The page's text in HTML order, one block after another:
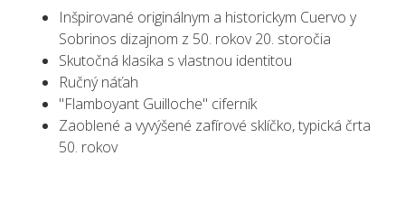
Inšpirované originálnym a historickym Cuervo y
Sobrinos dizajnom z 50. rokov 20. storočia
Skutočná klasika s vlastnou identitou
Ručný náťah
"Flamboyant Guilloche" ciferník
Zaoblené a vyvýšené zafírové sklíčko, typická črta
50. rokov